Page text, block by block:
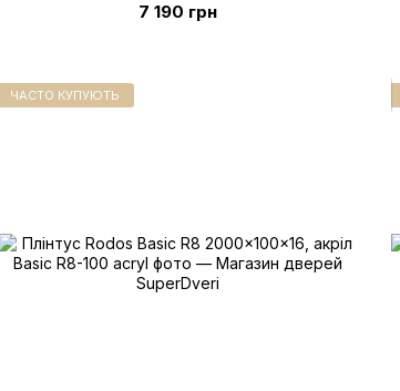
7 190 грн
ЧАСТО КУПУЮТЬ